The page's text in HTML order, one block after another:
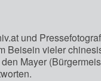
und
Beisein vieler
Mayer